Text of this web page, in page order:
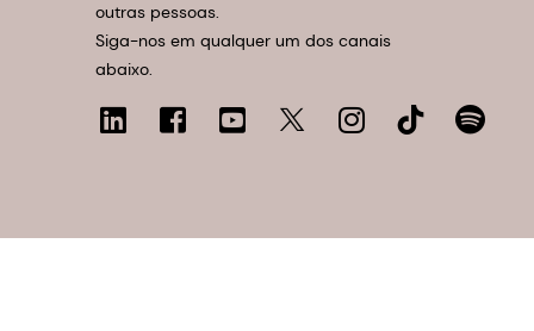
outras pessoas.
Siga-nos em qualquer um dos canais
abaixo.